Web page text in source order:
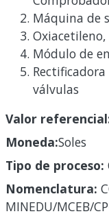
Máquina de
Módulo de
válvulas
Valor
Moneda:Soles
Tipo de proceso:
Nomenclatura:
MINEDU/MCEB/